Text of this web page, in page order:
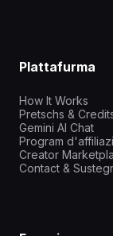
Plattafurma
How It Works
Pretschs &
Gemini AI Chat
Program
Creator
Contact &